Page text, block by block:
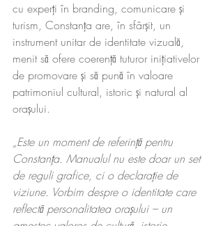
cu experți în branding, comunicare și
turism, Constanța are, în sfârșit, un
instrument unitar de identitate vizuală,
menit să ofere coerență tuturor inițiativelor
de promovare și să pună în valoare
patrimoniul cultural, istoric și natural al
orașului.
„Este un moment de referință pentru
Constanța. Manualul nu este doar un set
de reguli grafice, ci o declarație de
viziune. Vorbim despre o identitate care
reflectă personalitatea orașului – un